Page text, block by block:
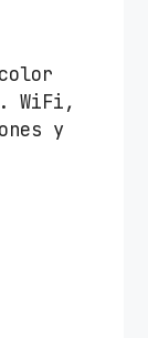
WiFi,
y